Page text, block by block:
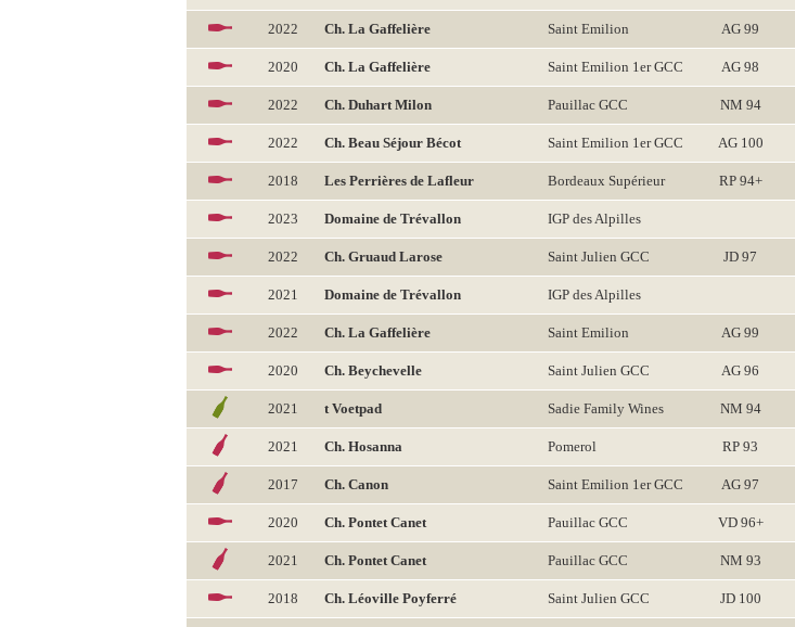
2022 Ch. La Gaffelière Saint Emilion AG 99
2020 Ch. La Gaffelière Saint Emilion 1er GCC AG 98
2022 Ch. Duhart Milon Pauillac GCC NM 94
2022 Ch. Beau Séjour Bécot Saint Emilion 1er GCC AG 100
2018 Les Perrières de Lafleur Bordeaux Supérieur RP 94+
2023 Domaine de Trévallon IGP des Alpilles
2022 Ch. Gruaud Larose Saint Julien GCC JD 97
2021 Domaine de Trévallon IGP des Alpilles
2022 Ch. La Gaffelière Saint Emilion AG 99
2020 Ch. Beychevelle Saint Julien GCC AG 96
2021 t Voetpad Sadie Family Wines NM 94
2021 Ch. Hosanna Pomerol RP 93
2017 Ch. Canon Saint Emilion 1er GCC AG 97
2020 Ch. Pontet Canet Pauillac GCC VD 96+
2021 Ch. Pontet Canet Pauillac GCC NM 93
2018 Ch. Léoville Poyferré Saint Julien GCC JD 100